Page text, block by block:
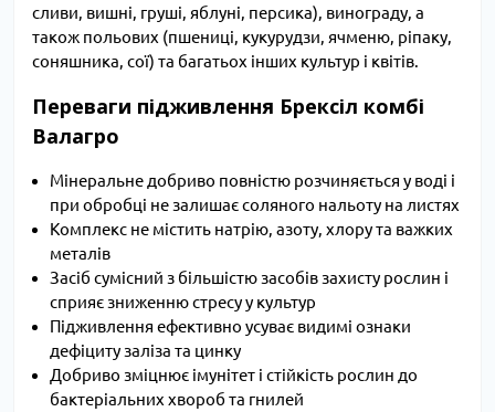
сливи, вишні, груші, яблуні, персика), винограду, а
також польових (пшениці, кукурудзи, ячменю, ріпаку,
соняшника, сої) та багатьох інших культур і квітів.
Переваги підживлення Брексіл комбі
Валагро
Мінеральне добриво повністю розчиняється у воді і
при обробці не залишає соляного нальоту на листях
Комплекс не містить натрію, азоту, хлору та важких
металів
Засіб сумісний з більшістю засобів захисту рослин і
сприяє зниженню стресу у культур
Підживлення ефективно усуває видимі ознаки
дефіциту заліза та цинку
Добриво зміцнює імунітет і стійкість рослин до
бактеріальних хвороб та гнилей